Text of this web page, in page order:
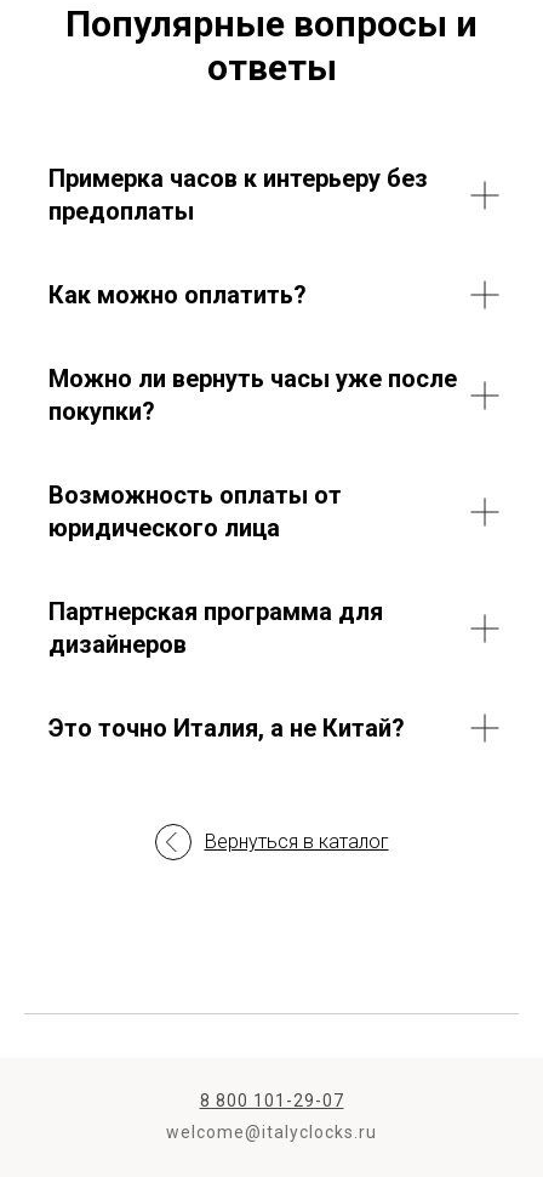
Популярные вопросы и
ответы
Примерка часов к интерьеру без
предоплаты
Как можно оплатить?
Можно ли вернуть часы уже после
покупки?
Возможность оплаты от
юридического лица
Партнерская программа для
дизайнеров
Это точно Италия, а не Китай?
Вернуться в каталог
8 800 101-29-07
welcome@italyclocks.ru